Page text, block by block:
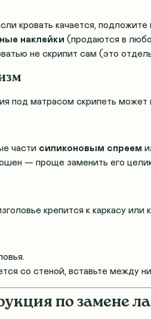
кровать качается,
наклейки (продаются в
не скрипит сам (это
под матрасом скрипеть
части силиконовым спреем
— проще заменить его
крепится к каркасу или
со стеной, вставьте между
по замене